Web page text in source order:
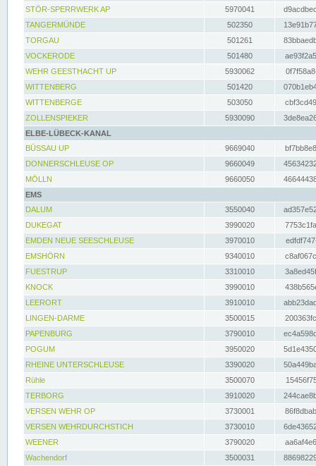
STÖR-SPERRWERK AP 5970041
TANGERMÜNDE
502350
TORGAU
501261
VOCKERODE
501480
WEHR GEESTHACHT UP
5930062
WITTENBERG
501420
WITTENBERGE
503050
ZOLLENSPIEKER
5930090
ELBE-LÜBECK-KANAL
BÜSSAU UP
9669040
DONNERSCHLEUSE OP
9660049
MÖLLN
9660050
EMS
DALUM
3550040
DUKEGAT
3990020
EMDEN NEUE SEESCHLEUSE
3970010
EMSHÖRN
9340010
FUESTRUP
3310010
KNOCK
3990010
LEERORT
3910010
LINGEN-DARME
3500015
PAPENBURG
3790010
POGUM
3950020
RHEINE UNTERSCHLEUSE
3390020
Rühle
3500070
TERBORG
3910020
VERSEN WEHR OP
3730001
VERSEN WEHRDURCHSTICH
3730010
WEENER
3790020
Wachendorf
3500031